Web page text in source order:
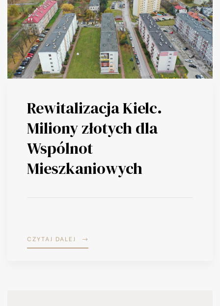
Rewitalizacja Kielc.
Miliony złotych dla
Wspólnot
Mieszkaniowych
CZYTAJ DALEJ